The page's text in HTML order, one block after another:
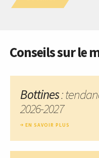
Conseils sur le
Bottines:
2026-2027
EN SAVOIR PLUS